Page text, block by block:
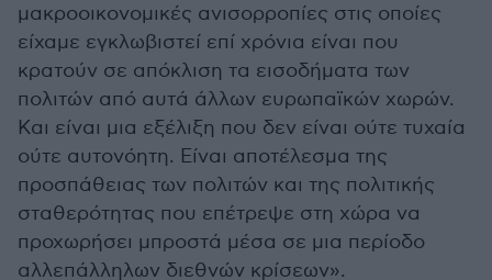
μακροοικονομικές ανισορροπίες στις οποίες
είχαμε εγκλωβιστεί επί χρόνια είναι που
κρατούν σε απόκλιση τα εισοδήματα των
πολιτών από αυτά άλλων ευρωπαϊκών χωρών.
Και είναι μια εξέλιξη που δεν είναι ούτε τυχαία
ούτε αυτονόητη. Είναι αποτέλεσμα της
προσπάθειας των πολιτών και της πολιτικής
σταθερότητας που επέτρεψε στη χώρα να
προχωρήσει μπροστά μέσα σε μια περίοδο
αλλεπάλληλων διεθνών κρίσεων».